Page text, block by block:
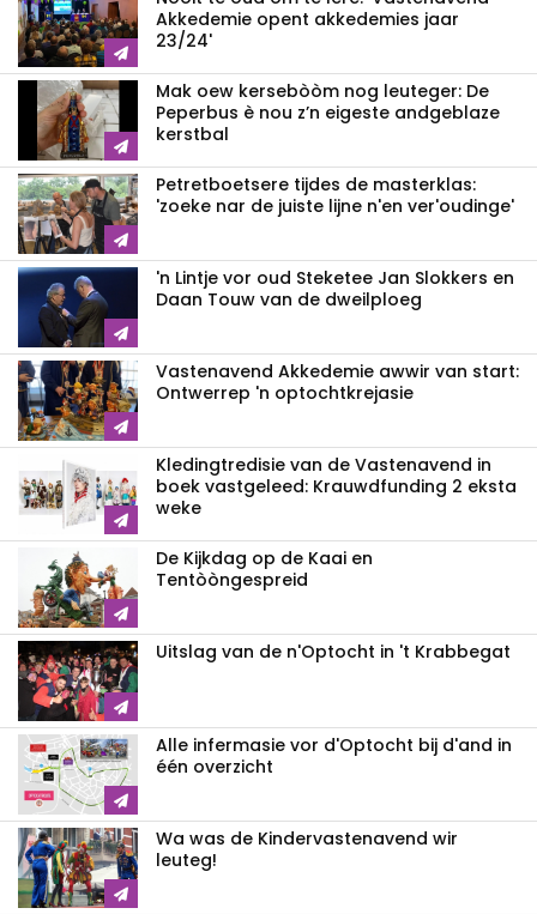
Akkedemie opent akkedemies jaar
23/24'
Mak oew kersebòòm nog leuteger: De
Peperbus è nou z’n eigeste andgeblaze
kerstbal
Petretboetsere tijdes de masterklas:
'zoeke nar de juiste lijne n'en ver'oudinge'
'n Lintje vor oud Steketee Jan Slokkers en
Daan Touw van de dweilploeg
Vastenavend Akkedemie awwir van start:
Ontwerrep 'n optochtkrejasie
Kledingtredisie van de Vastenavend in
boek vastgeleed: Krauwdfunding 2 eksta
weke
De Kijkdag op de Kaai en
Tentòòngespreid
Uitslag van de n'Optocht in 't Krabbegat
Alle infermasie vor d'Optocht bij d'and in
één overzicht
Wa was de Kindervastenavend wir
leuteg!